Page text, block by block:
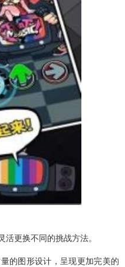
更换不同的挑战方法。
的图形设计，呈现更加完美的